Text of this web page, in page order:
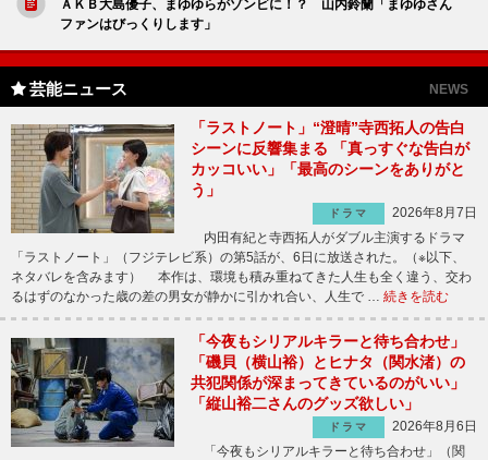
ＡＫＢ大島優子、まゆゆらがゾンビに！？ 山内鈴蘭「まゆゆさん
ファンはびっくりします」
芸能ニュース NEWS
「ラストノート」“澄晴”寺西拓人の告白
シーンに反響集まる 「真っすぐな告白が
カッコいい」「最高のシーンをありがと
う」
ドラマ
2026年8月7日
内田有紀と寺西拓人がダブル主演するドラマ
「ラストノート」（フジテレビ系）の第5話が、6日に放送された。（※以下、
ネタバレを含みます） 本作は、環境も積み重ねてきた人生も全く違う、交わ
るはずのなかった歳の差の男女が静かに引かれ合い、人生で … 続きを読む
「今夜もシリアルキラーと待ち合わせ」
「磯貝（横山裕）とヒナタ（関水渚）の
共犯関係が深まってきているのがいい」
「縦山裕二さんのグッズ欲しい」
ドラマ
2026年8月6日
「今夜もシリアルキラーと待ち合わせ」（関